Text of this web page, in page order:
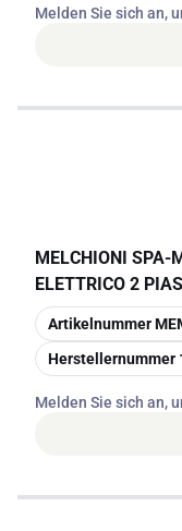
Melden Sie sich an,
MELCHIONI SPA-
ELETTRICO 2
Kopieren
Artikelnummer
Kopieren
Herstellernummer
Melden Sie sich an,